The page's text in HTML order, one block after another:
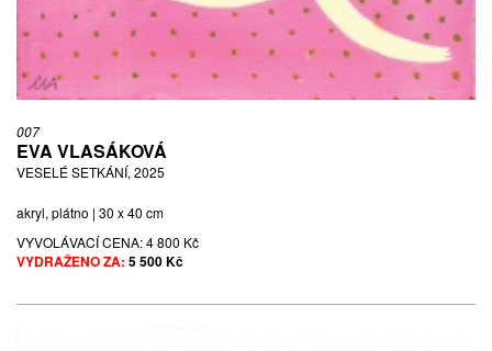
007
EVA VLASÁKOVÁ
VESELÉ SETKÁNÍ, 2025
akryl, plátno | 30 x 40 cm
VYVOLÁVACÍ CENA:4 800 Kč
VYDRAŽENO ZA: 5 500 Kč